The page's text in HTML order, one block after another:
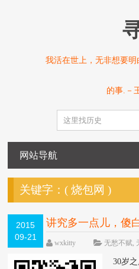
我活在世上，无非想要
的事.－
网站导航
关键字：(烧包网 )
2015
09-21
讲究多一点儿，傻
wxkitty 无愁不赋,
30岁